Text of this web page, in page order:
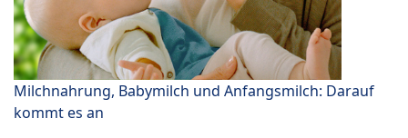
Milchnahrung, Babymilch und Anfangsmilch: Darauf
kommt es an